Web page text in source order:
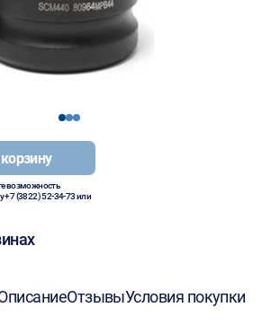
123
возможность
+7 (3822) 52-34-73или
ОтзывыУсловия покупки